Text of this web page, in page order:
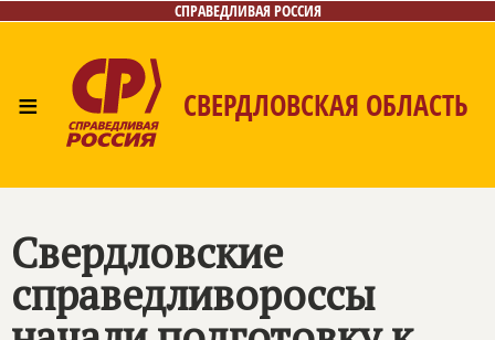
СПРАВЕДЛИВАЯ РОССИЯ
≡ СВЕРДЛОВСКАЯ ОБЛАСТЬ
Свердловские
справедливороссы